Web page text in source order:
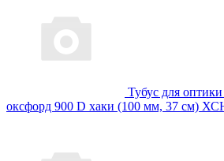
Тубус для
оксфорд 900 D хаки (100 мм, 37 см)